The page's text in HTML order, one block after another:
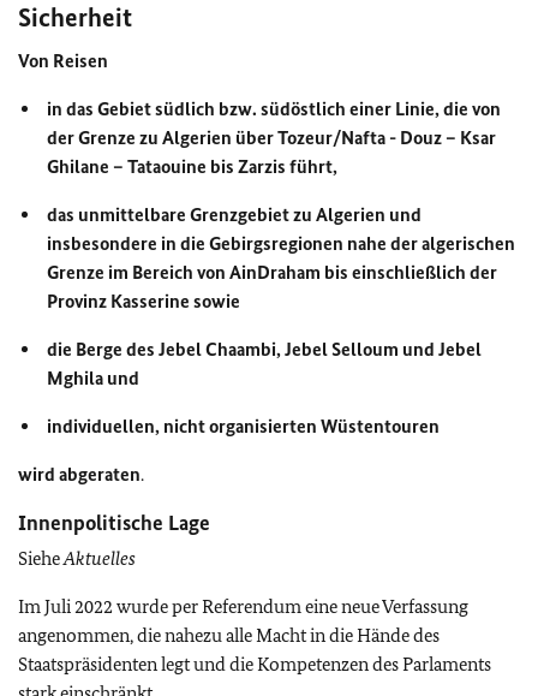
Sicherheit
Von Reisen
in das Gebiet südlich bzw. südöstlich einer Linie, die von
der Grenze zu Algerien über Tozeur/Nafta - Douz – Ksar
Ghilane – Tataouine bis Zarzis führt,
das unmittelbare Grenzgebiet zu Algerien und
insbesondere in die Gebirgsregionen nahe der algerischen
Grenze im Bereich von AinDraham bis einschließlich der
Provinz Kasserine sowie
die Berge des Jebel Chaambi, Jebel Selloum und Jebel
Mghila und
individuellen, nicht organisierten Wüstentouren
wird abgeraten.
Innenpolitische Lage
SieheAktuelles
Im Juli 2022 wurde per Referendum eine neue Verfassung
angenommen, die nahezu alle Macht in die Hände des
Staatspräsidenten legt und die Kompetenzen des Parlaments